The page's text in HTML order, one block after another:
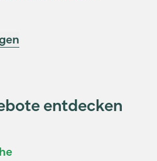
entdecken